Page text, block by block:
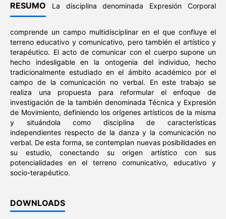
RESUMO La disciplina denominada Expresión Corporal
comprende un campo multidisciplinar en el que confluye el
terreno educativo y comunicativo, pero también el artístico y
terapéutico. El acto de comunicar con el cuerpo supone un
hecho indesligable en la ontogenia del individuo, hecho
tradicionalmente estudiado en el ámbito académico por el
campo de la comunicación no verbal. En este trabajo se
realiza una propuesta para reformular el enfoque de
investigación de la también denominada Técnica y Expresión
de Movimiento, definiendo los orígenes artísticos de la misma
y situándola como disciplina de características
independientes respecto de la danza y la comunicación no
verbal. De esta forma, se contemplan nuevas posibilidades en
su estudio, conectando su origen artístico con sus
potencialidades en el terreno comunicativo, educativo y
socio-terapéutico.
DOWNLOADS